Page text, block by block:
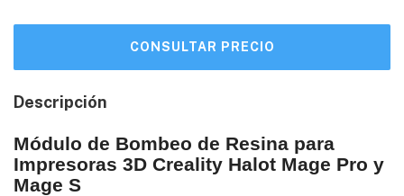
Descripción
Módulo de Bombeo de Resina para
Impresoras 3D Creality Halot Mage Pro y
Mage S